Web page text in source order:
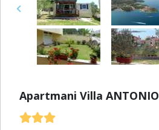
Previous
Apartmani Villa ANTONIO